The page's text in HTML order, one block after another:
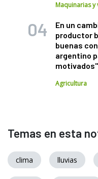
Maquinarias y
En un
productor
buenas
argentino
motivados"
Agricultura
Temas en esta
clima lluvias